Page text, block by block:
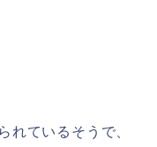
れているそうで、